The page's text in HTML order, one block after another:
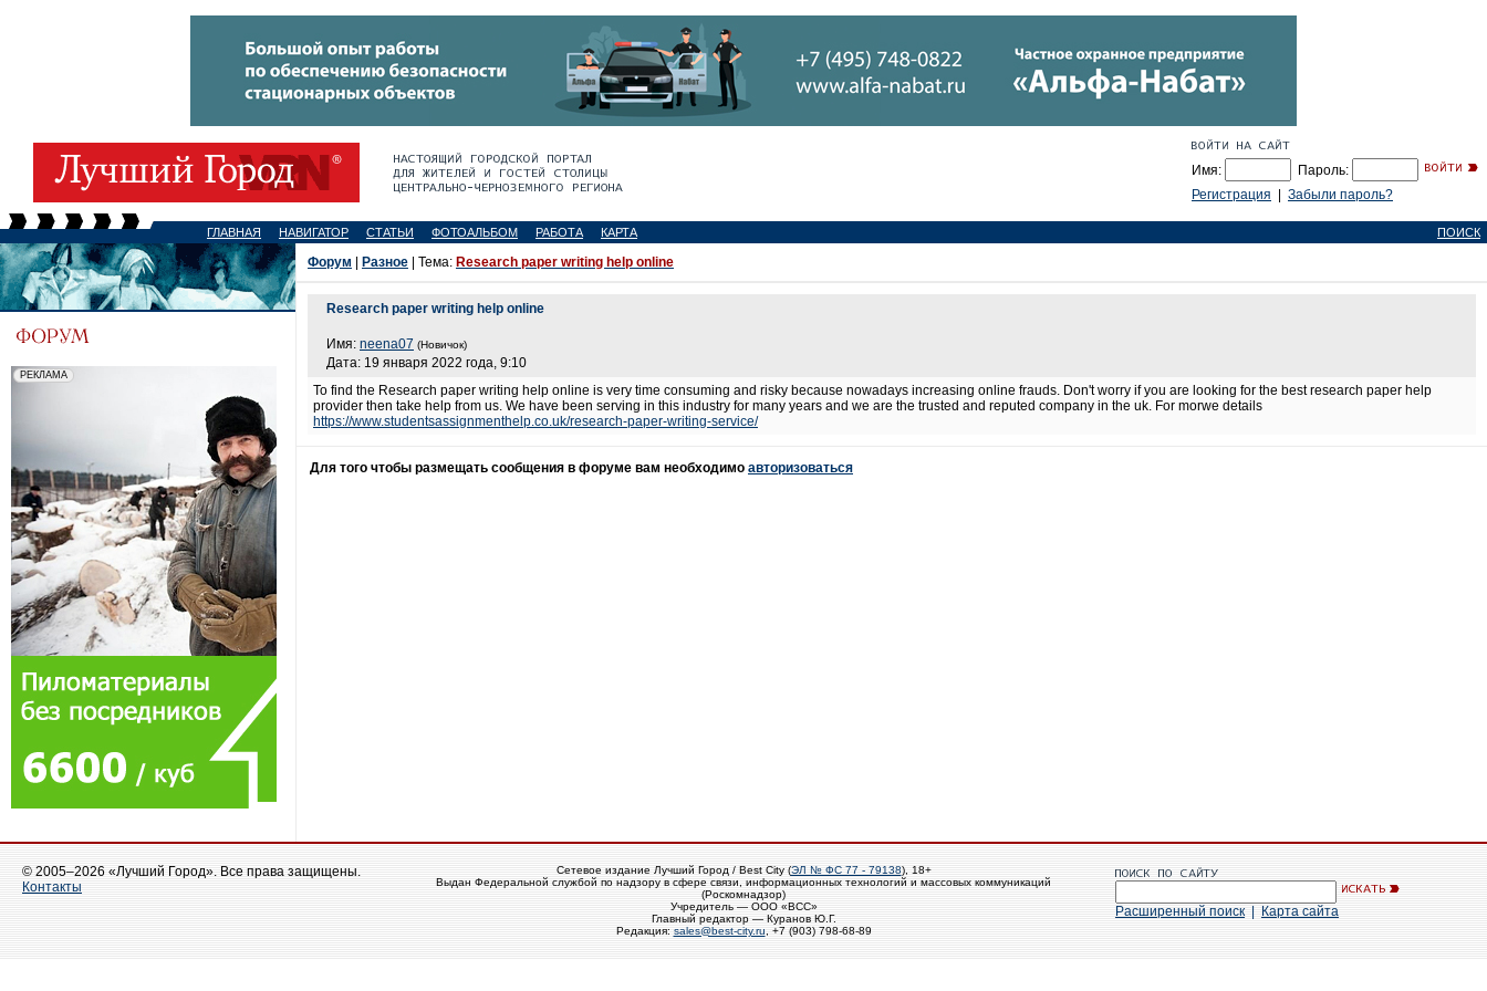
Имя:
Пароль:
Регистрация
Забыли пароль?
ГЛАВНАЯ НАВИГАТОР СТАТЬИ ФОТОАЛЬБОМ РАБОТА КАРТА ПОИСК
Форум Разное | Тема: Research paper writing help online
Research paper writing help online
Имя: neena07 (Новичок)
Дата: 19 января 2022 года, 9:10
To find the Research paper writing help online is very time consuming and risky because nowadays increasing online frauds. Don't worry if you are looking for the best research paper help
provider then take help from us. We have been serving in this industry for many years and we are the trusted and reputed company in the uk. For morwe details
https://www.studentsassignmenthelp.co.uk/research-paper-writing-service/
Для того чтобы размещать сообщения в форуме вам необходимо авторизоваться
© 2005–2026 «Лучший Город». Все права защищены.
Контакты
Сетевое издание Лучший Город / Best City (ЭЛ № ФС 77 - 79138), 18+
Выдан Федеральной службой по надзору в сфере связи, информационных технологий и массовых коммуникаций
(Роскомнадзор)
Учредитель — ООО «ВСС»
Главный редактор — Куранов Ю.Г.
Редакция: sales@best-city.ru , +7 (903) 798-68-89
Расширенный поиск Карта сайта